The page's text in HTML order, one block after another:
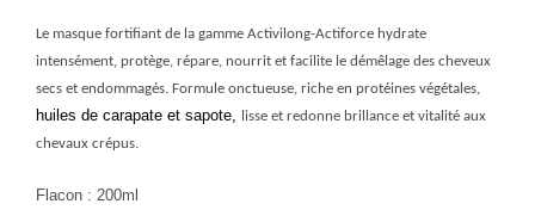
Le masque fortifiant de la gamme Activilong-Actiforce hydrate
intensément, protège, répare, nourrit et facilite le démêlage des cheveux
secs et endommagés. Formule onctueuse, riche en protéines végétales,
huiles de carapate et sapote,
lisse et redonne brillance et vitalité aux
chevaux crépus.
Flacon : 200ml